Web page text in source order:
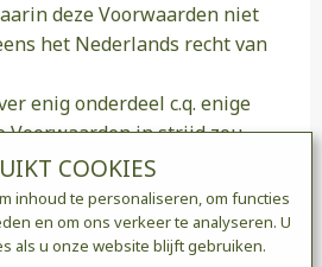
deze Voorwaarden niet
het Nederlands recht van
enig onderdeel c.q. enige
Voorwaarden in strijd zou
dwingende bepalingen
wetgeving, zal
worden
deze Voorwaarden voor het
COOKIES
inhoud te personaliseren, om functies
en om ons verkeer te analyseren. U
als u onze website blijft gebruiken.